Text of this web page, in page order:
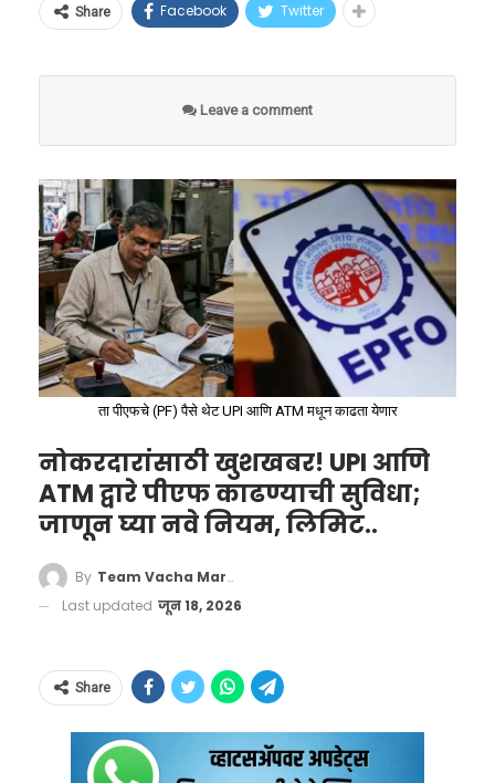
यात सर्वात मोठा धक्का म्हणजे – ‘लाडकी बहीण’ या
फक्त महिलांसाठीच्या योजनेचा लाभ अनेक पुरुषांनीही
घेतल्याचे स्पष्ट झाले आहे.
जून २०२५ पासून २६.३४ लाख
खात्यांचे पेमेंट रोखले
जून 2025 पासून या फर्जी लाभार्थ्यांचे पैसे थांबवण्यात
आले असून, दुसरीकडे 2.25 कोटी पात्र महिलांना दरमहा
₹1500 ची मदत मिळाल्याचे सरकारकडून सांगण्यात
आले आहे. योजनेच्या पुनर्तपासणीसाठी
जिल्हाधिकाऱ्यांना जबाबदारी देण्यात आली आहे. पात्र
ठरणाऱ्या महिलांना पुन्हा लाभ दिला जाणार आहे.
फसवणूक करणाऱ्यांवर
कारवाई होणार
मंत्री अदिती तटकरे म्हणाल्या, “या योजनेत गोंधळ
Share Facebook Twitter
Leave a comment
ता पीएफचे (PF) पैसे थेट UPI आणि ATM मधून काढता येणार
नोकरदारांसाठी खुशखबर! UPI आणि
ATM द्वारे पीएफ काढण्याची सुविधा;
जाणून घ्या नवे नियम, लिमिट..
By Team Vacha Marathi
Last updated जून 18, 2026
Share